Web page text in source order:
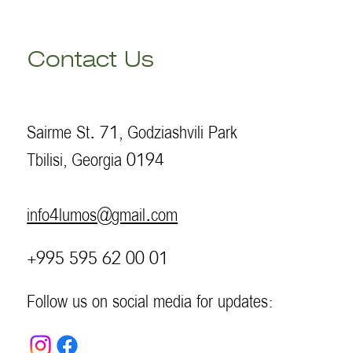
Contact Us
Sairme St. 71, Godziashvili Park
Tbilisi, Georgia 0194
info4lumos@gmail.com
+995 595 62 00 01
Follow us on social media for updates: